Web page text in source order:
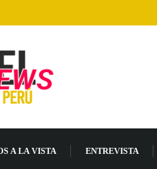
A LA VISTA ENTREVISTA